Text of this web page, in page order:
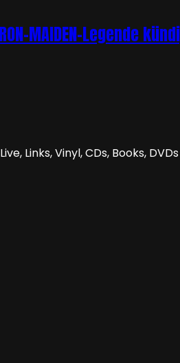
IRON-MAIDEN-
Links, Vinyl, CDs, Books,